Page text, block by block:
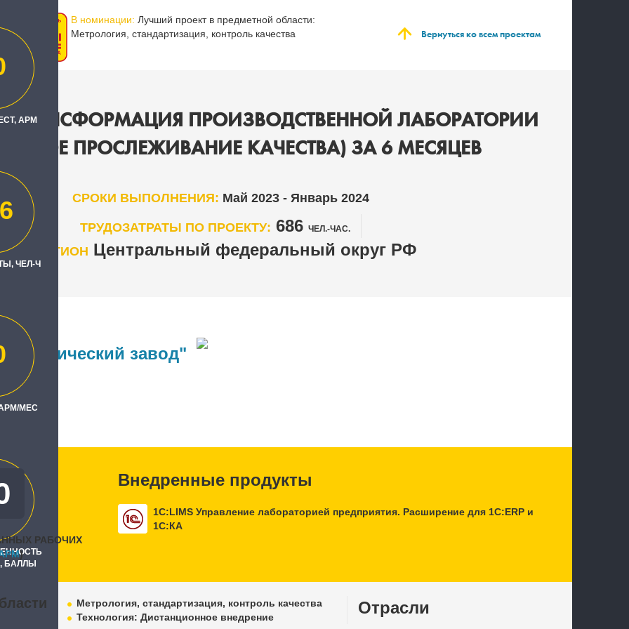
В номинации: Лучший проект в предметной области:
Метрология, стандартизация, контроль качества
Вернуться ко всем проектам
ТРАНСФОРМАЦИЯ ПРОИЗВОДСТВЕННОЙ ЛАБОРАТОРИИ
ПРОСЛЕЖИВАНИЕ КАЧЕСТВА) ЗА 6 МЕСЯЦЕВ
СРОКИ ВЫПОЛНЕНИЯ: Май 2023 - Январь 2024
ТРУДОЗАТРАТЫ ПО ПРОЕКТУ: 686 ЧЕЛ.-ЧАС.
РЕГИОН Центральный федеральный округ РФ
АРМ
ЧЕЛ-Ч
МЕС
БАЛЛЫ
химический завод"
РАБОЧИХ
)
Внедренные продукты
1С:LIMS Управление лабораторией предприятия. Расширение для 1С:ERP и
1С:КА
Метрология, стандартизация, контроль качества
Технология: Дистанционное внедрение
Отрасли